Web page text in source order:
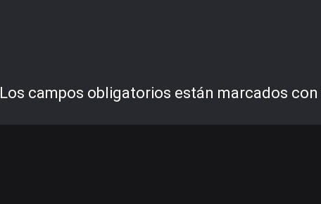
Los campos obligatorios están marcados con